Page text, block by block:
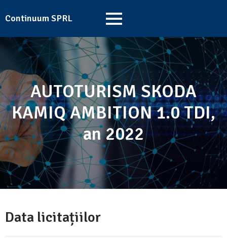
Continuum SPRL
AUTOTURISM SKODA
KAMIQ AMBITION 1.0 TDI,
an 2022
Data licitațiilor